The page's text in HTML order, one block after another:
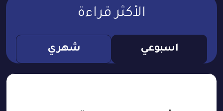
الأكثر قراءة
اسبوعي شهري